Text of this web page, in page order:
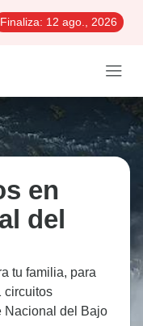
Finaliza: 12 ago., 2026
en
del
tu familia, para
circuitos
Nacional del Bajo